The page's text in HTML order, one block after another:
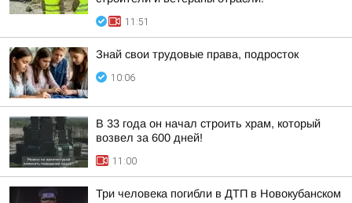
11:51
Знай свои трудовые права, подросток
10:06
В 33 года он начал строить храм, который
возвел за 600 дней!
11:00
Три человека погибли в ДТП в Новокубанском